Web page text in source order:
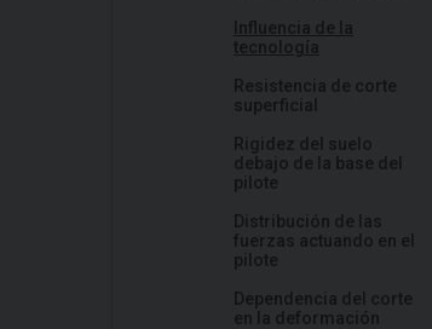
Influencia de la
tecnología
Resistencia de corte
superficial
Rigidez del suelo
debajo de la base del
pilote
Distribución de las
fuerzas actuando en el
pilote
Dependencia del corte
en la deformación